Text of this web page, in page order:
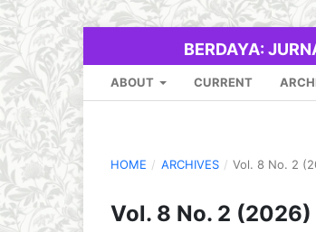
BERDAYA:
ABOUT CURRENT
HOME / ARCHIVES / Vol. 8 No. 2
Vol. 8 No. 2 (2026)